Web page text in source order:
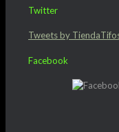
Twitter
Tweets by
Facebook